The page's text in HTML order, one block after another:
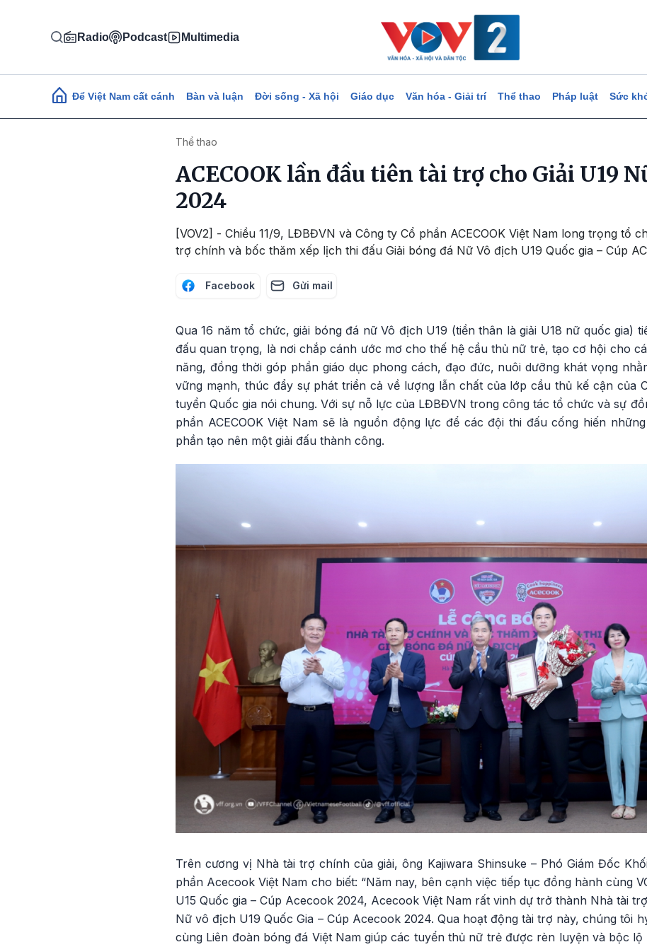
Radio Podcast Multimedia
Main navigation
Để Việt Nam cất cánh Bàn và luận Đời sống - Xã hội Giáo dục Văn hóa - Giải trí Thể thao Pháp luật Sức
Thể thao
ACECOOK lần đầu tiên tài trợ cho Giải U19
2024
[VOV2] - Chiều 11/9, LĐBĐVN và Công ty Cổ phần ACECOOK Việt Nam long trọng tổ
trợ chính và bốc thăm xếp lịch thi đấu Giải bóng đá Nữ Vô địch U19 Quốc gia – Cúp
Facebook Gửi mail
Qua 16 năm tổ chức, giải bóng đá nữ Vô địch U19 (tiền thân là giải U18 nữ quốc gia)
đấu quan trọng, là nơi chắp cánh ước mơ cho thế hệ cầu thủ nữ trẻ, tạo cơ hội cho
năng, đồng thời góp phần giáo dục phong cách, đạo đức, nuôi dưỡng khát vọng
vững mạnh, thúc đẩy sự phát triển cả về lượng lẫn chất của lớp cầu thủ kế cận của
tuyển Quốc gia nói chung. Với sự nỗ lực của LĐBĐVN trong công tác tổ chức và sự
phần ACECOOK Việt Nam sẽ là nguồn động lực để các đội thi đấu cống hiến
phần tạo nên một giải đấu thành công.
Trên cương vị Nhà tài trợ chính của giải, ông Kajiwara Shinsuke – Phó Giám Đốc
phần Acecook Việt Nam cho biết: “Năm nay, bên cạnh việc tiếp tục đồng hành cùng
U15 Quốc gia – Cúp Acecook 2024, Acecook Việt Nam rất vinh dự trở thành Nhà tài
Nữ vô địch U19 Quốc Gia – Cúp Acecook 2024. Qua hoạt động tài trợ này, chúng tôi
cùng Liên đoàn bóng đá Việt Nam giúp các tuyển thủ nữ trẻ được rèn luyện và bộc